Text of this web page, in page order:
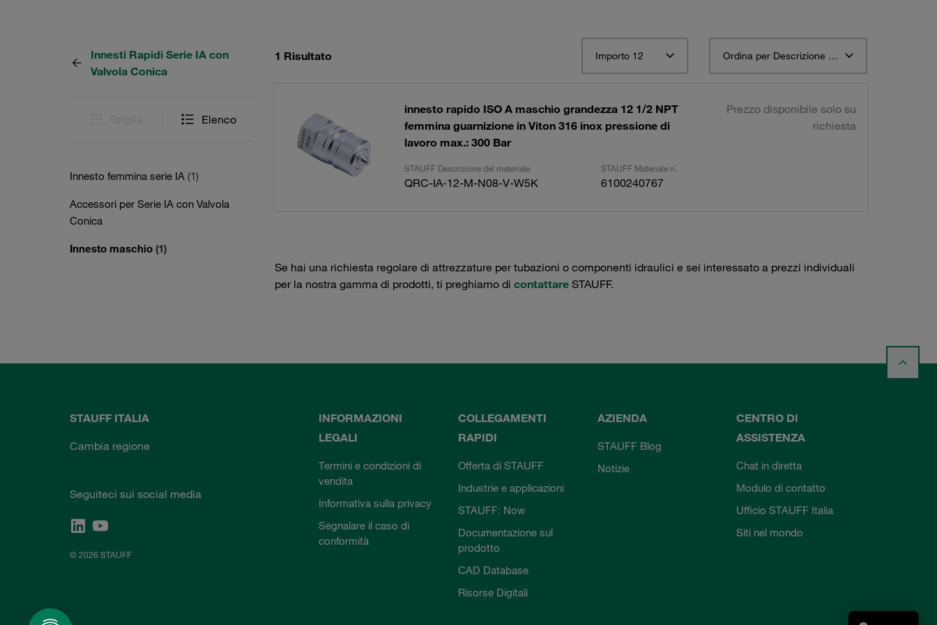
Innesti Rapidi Serie IA con
Valvola Conica
Elenco
Innesto femmina serie IA (1)
Accessori per Serie IA con Valvola
Conica
Innesto maschio (1)
1 Risultato Importo 12 Ordina per Descrizione materiale STAUFF ascendente
innesto rapido ISO A maschio grandezza 12 1/2 NPT
femmina guarnizione in Viton 316 inox pressione di
lavoro max.: 300 Bar
Prezzo disponibile solo su
richiesta
STAUFF Descrizione del materiale STAUFF Materiale n.
QRC-IA-12-M-N08-V-W5K 6100240767
Se hai una richiesta regolare di attrezzature per tubazioni o componenti idraulici e sei interessato a prezzi individuali
per la nostra gamma di prodotti, ti preghiamo di contattareSTAUFF.
STAUFF ITALIA
Cambia regione
Seguiteci sui social media
© 2026 STAUFF
INFORMAZIONI
LEGALI
Termini e condizioni di
vendita
Informativa sulla privacy
Segnalare il caso di
conformità
COLLEGAMENTI
RAPIDI
Offerta di STAUFF
Industrie e applicazioni
STAUFF: Now
Documentazione sul
prodotto
CAD Database
Risorse Digitali
AZIENDA
STAUFF Blog
Notizie
CENTRO DI
ASSISTENZA
Chat in diretta
Modulo di contatto
Ufficio STAUFF Italia
Siti nel mondo